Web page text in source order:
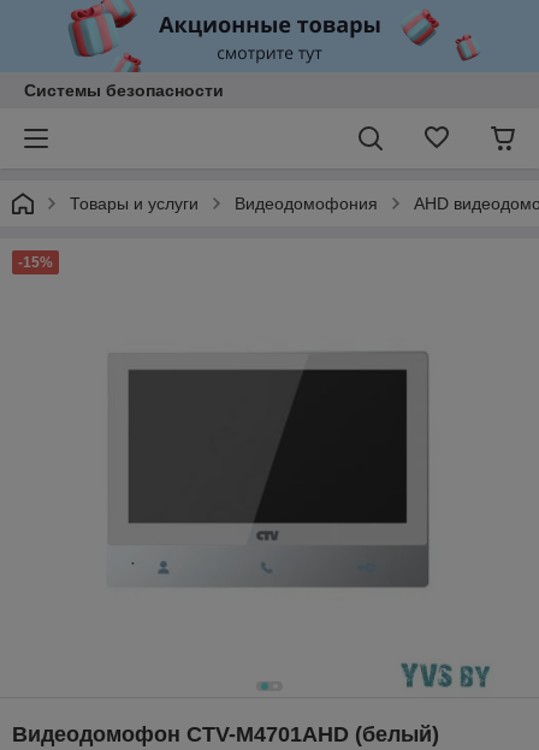
Системы безопасности
Товары и услуги Видеодомофония AHD
-15%
Видеодомофон CTV-M4701AHD (белый)